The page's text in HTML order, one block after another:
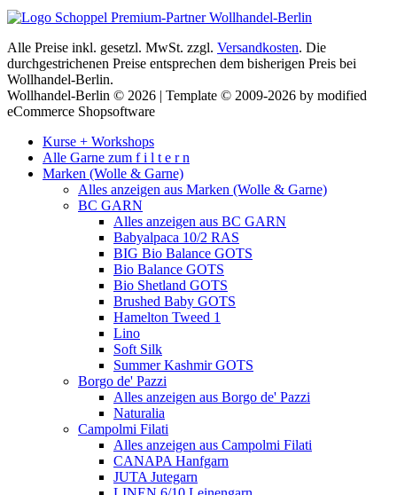
Alle Preise inkl. gesetzl. MwSt. zzgl. Versandkosten. Die
durchgestrichenen Preise entsprechen dem bisherigen Preis bei
Wollhandel-Berlin.
Wollhandel-Berlin © 2026 | Template © 2009-2026 by modified
eCommerce Shopsoftware
Kurse + Workshops
Alle Garne zum f i l t e r n
Marken (Wolle & Garne)
Alles anzeigen aus Marken (Wolle & Garne)
BC GARN
Alles anzeigen aus BC GARN
Babyalpaca 10/2 RAS
BIG Bio Balance GOTS
Bio Balance GOTS
Bio Shetland GOTS
Brushed Baby GOTS
Hamelton Tweed 1
Lino
Soft Silk
Summer Kashmir GOTS
Borgo de' Pazzi
Alles anzeigen aus Borgo de' Pazzi
Naturalia
Campolmi Filati
Alles anzeigen aus Campolmi Filati
CANAPA Hanfgarn
JUTA Jutegarn